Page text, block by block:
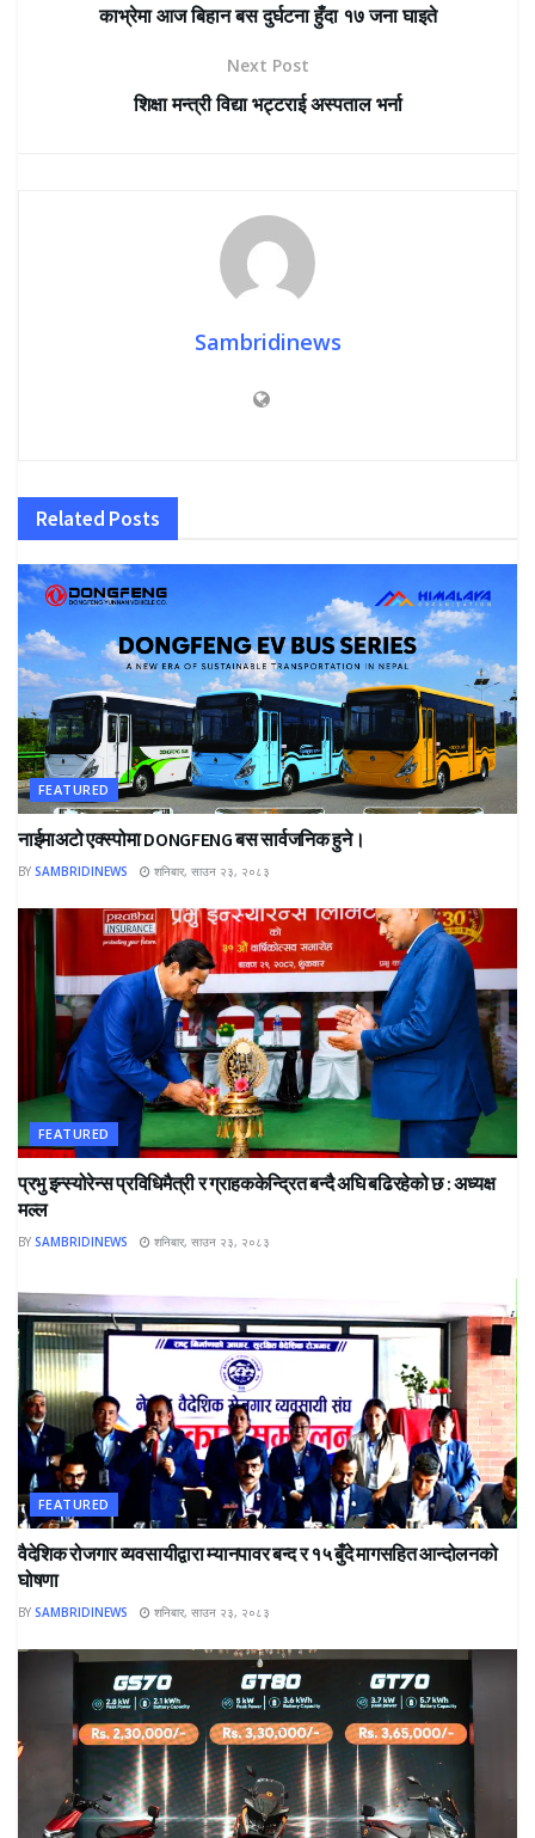
काभ्रेमा आज बिहान बस दुर्घटना हुँदा १७ जना घाइते
Next Post
शिक्षा मन्त्री विद्या भट्टराई अस्पताल भर्ना
Sambridinews
Related Posts
FEATURED
नाईमाअटो एक्स्पोमा DONGFENG बस सार्वजनिक हुने।
BY SAMBRIDINEWS शनिबार, साउन २३, २०८३
FEATURED
प्रभु इन्स्योरेन्स प्रविधिमैत्री र ग्राहककेन्द्रित बन्दै अघि बढिरहेको छ : अध्यक्ष
मल्ल
BY SAMBRIDINEWS शनिबार, साउन २३, २०८३
FEATURED
वैदेशिक रोजगार व्यवसायीद्वारा म्यानपावर बन्द र १५ बुँदे मागसहित आन्दोलनको
घोषणा
BY SAMBRIDINEWS शनिबार, साउन २३, २०८३